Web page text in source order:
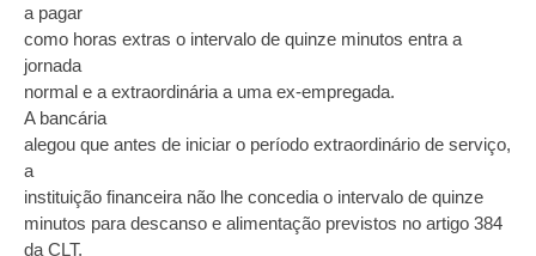
a pagar
como horas extras o intervalo de quinze minutos entra a
jornada
normal e a extraordinária a uma ex-empregada.
A bancária
alegou que antes de iniciar o período extraordinário de serviço,
a
instituição financeira não lhe concedia o intervalo de quinze
minutos para descanso e alimentação previstos no artigo 384
da CLT,